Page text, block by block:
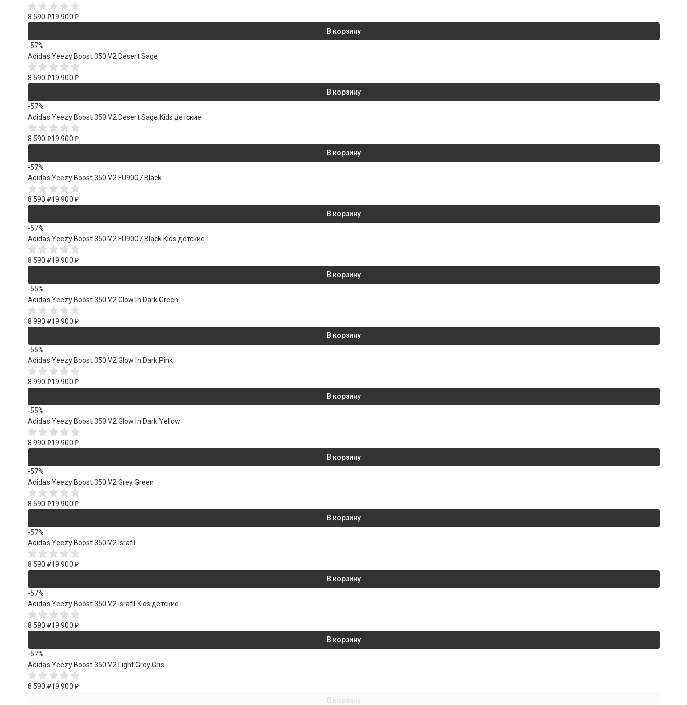
8 590 ₽19 900 ₽
В корзину
-57%
Adidas Yeezy Boost 350 V2 Desert Sage
8 590 ₽19 900 ₽
В корзину
-57%
Adidas Yeezy Boost 350 V2 Desert Sage Kids детские
8 590 ₽19 900 ₽
В корзину
-57%
Adidas Yeezy Boost 350 V2 FU9007 Black
8 590 ₽19 900 ₽
В корзину
-57%
Adidas Yeezy Boost 350 V2 FU9007 Black Kids детские
8 590 ₽19 900 ₽
В корзину
-55%
Adidas Yeezy Boost 350 V2 Glow In Dark Green
8 990 ₽19 900 ₽
В корзину
-55%
Adidas Yeezy Boost 350 V2 Glow In Dark Pink
8 990 ₽19 900 ₽
В корзину
-55%
Adidas Yeezy Boost 350 V2 Glow In Dark Yellow
8 990 ₽19 900 ₽
В корзину
-57%
Adidas Yeezy Boost 350 V2 Grey Green
8 590 ₽19 900 ₽
В корзину
-57%
Adidas Yeezy Boost 350 V2 Israfil
8 590 ₽19 900 ₽
В корзину
-57%
Adidas Yeezy Boost 350 V2 Israfil Kids детские
8 590 ₽19 900 ₽
В корзину
-57%
Adidas Yeezy Boost 350 V2 Light Grey Gris
8 590 ₽19 900 ₽
В корзину